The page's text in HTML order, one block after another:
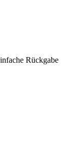
Rückgabe